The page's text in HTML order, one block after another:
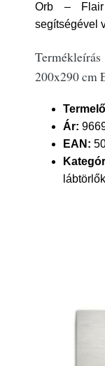
Orb –
segítségével
200x290 cm
Ár:
EAN: